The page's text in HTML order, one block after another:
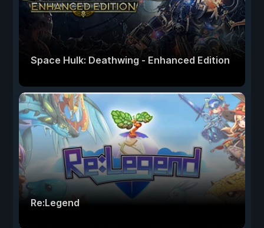
Space Hulk: Deathwing - Enhanced Edition
Re:Legend